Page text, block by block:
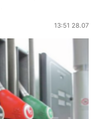
13:51 28.07